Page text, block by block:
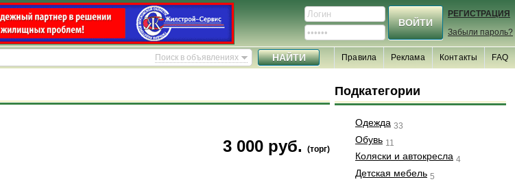
РЕГИСТРАЦИЯ
Забыли пароль?
Поиск в объявлениях FAQ
Контакты
Реклама
Правила
3 000 руб. (торг)
Подкатегории
Одежда 33
Обувь 11
Коляски и автокресла 4
Детская мебель 5